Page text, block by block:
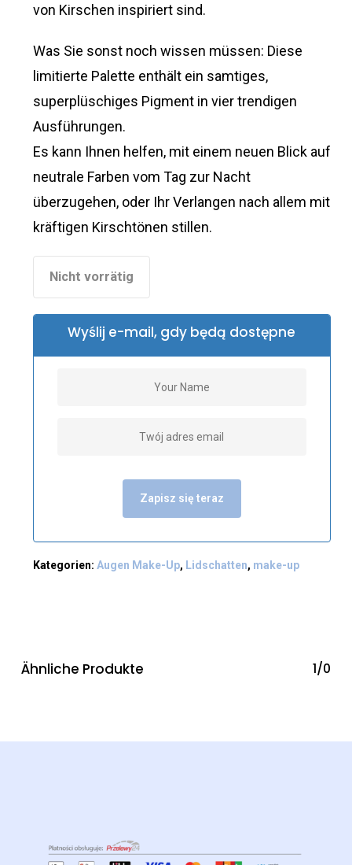
von Kirschen inspiriert sind.
Was Sie sonst noch wissen müssen: Diese
limitierte Palette enthält ein samtiges,
superplüschiges Pigment in vier trendigen
Ausführungen.
Es kann Ihnen helfen, mit einem neuen Blick auf
neutrale Farben vom Tag zur Nacht
überzugehen, oder Ihr Verlangen nach allem mit
kräftigen Kirschtönen stillen.
Nicht vorrätig
Wyślij e-mail, gdy będą dostępne
Zapisz się teraz
Kategorien: Augen Make-Up, Lidschatten, make-up
Ähnliche Produkte 1/0